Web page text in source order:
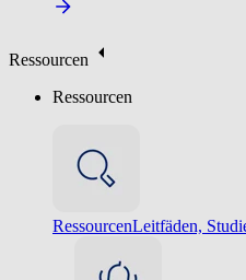
Ressourcen
Ressourcen
RessourcenLeitfäden,